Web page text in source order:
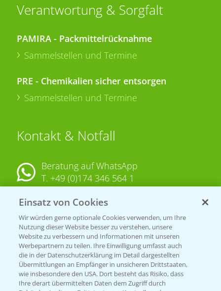
Verantwortung & Sorgfalt
PAMIRA - Packmittelrücknahme
Sammelstellen und Termine
PRE - Chemikalien sicher entsorgen
Sammelstellen und Termine
Kontakt & Notfall
Beratung auf WhatsApp
T. +49 (0)174 346 564 1
KONTAKT
Hilfe in Notfällen
T.+49 (0)214/30-20220
Einsatz von Cookies
Wir würden gerne optionale Cookies verwenden, um Ihre
Nutzung dieser Website besser zu verstehen, unsere
Website zu verbessern und Informationen mit unseren
Werbepartnern zu teilen. Ihre Einwilligung umfasst auch
die in der Datenschutzerklärung im Detail dargestellten
Übermittlungen an Empfänger in unsicheren Drittstaaten,
wie insbesondere den USA. Dort besteht das Risiko, dass
Ihre derart übermittelten Daten dem Zugriff durch